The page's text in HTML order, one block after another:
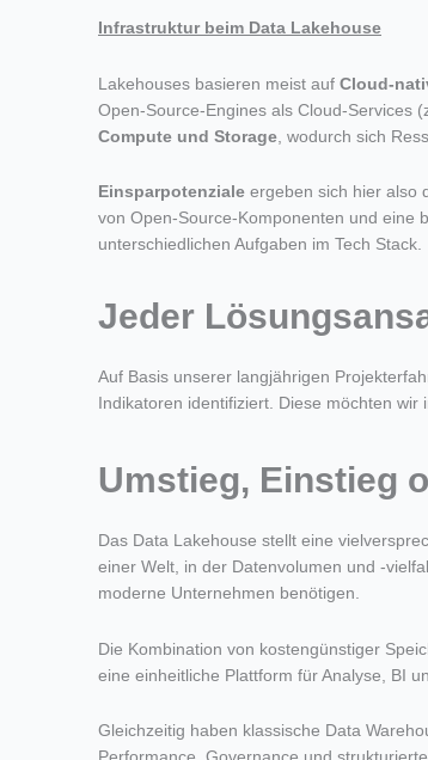
Infrastruktur beim Data Lakehouse
Lakehouses basieren meist auf Cloud-
Open-Source-Engines als Cloud-Services
Compute und Storage , wodurch sich
Einsparpotenziale ergeben sich hier also
von Open-Source-Komponenten und eine
unterschiedlichen Aufgaben im Tech Stack.
Jeder
Auf Basis unserer langjährigen
Indikatoren identifiziert. Diese möchten
Umstieg, Einstieg
Das Data Lakehouse stellt eine
einer Welt, in der Datenvolumen und -
moderne Unternehmen benötigen.
Die Kombination von kostengünstiger
eine einheitliche Plattform für Analyse, BI
Gleichzeitig haben klassische Data